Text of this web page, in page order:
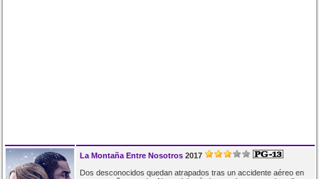
La Montaña Entre Nosotros 2017
Dos desconocidos quedan atrapados tras un accidente aéreo en